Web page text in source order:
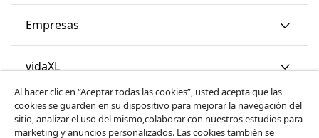
Empresas
vidaXL
Descubre mas
Al hacer clic en “Aceptar todas las cookies”, usted acepta que las
cookies se guarden en su dispositivo para mejorar la navegación del
sitio, analizar el uso del mismo,colaborar con nuestros estudios para
marketing y anuncios personalizados. Las cookies también se